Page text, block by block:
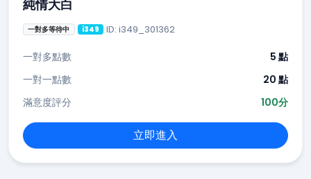
純情大白
一對多等待中 i349 ID: i349_301362
一對多點數
5 點
一對一點數
20 點
滿意度評分
100分
立即進入